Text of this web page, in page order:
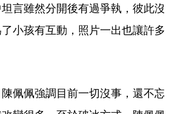
言雖然分開後有過爭執，彼此沒
小孩有互動，照片一出也讓許多
佩佩強調目前一切沒事，還不忘